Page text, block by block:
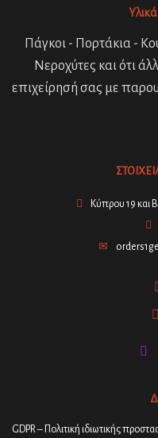
Πάγκοι - Πορτάκια -
Νεροχύτες και ότι
επιχείρησή σας με
Κύπρου 19 και
GDPR – Πολιτική ιδιωτικής